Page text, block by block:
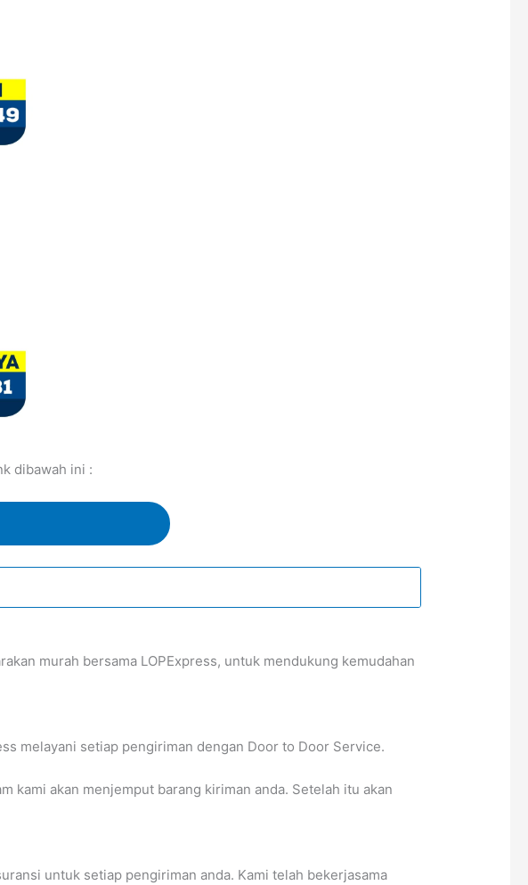
dibawah ini :
murah bersama LOPExpress, untuk mendukung kemudahan
melayani setiap pengiriman dengan Door to Door Service.
kami akan menjemput barang kiriman anda. Setelah itu akan
untuk setiap pengiriman anda. Kami telah bekerjasama